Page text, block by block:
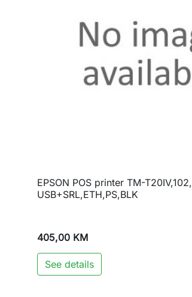
 Brzi pregled
EPSON POS printer TM-T20IV,102,
USB+SRL,ETH,PS,BLK
405,00 KM
See details